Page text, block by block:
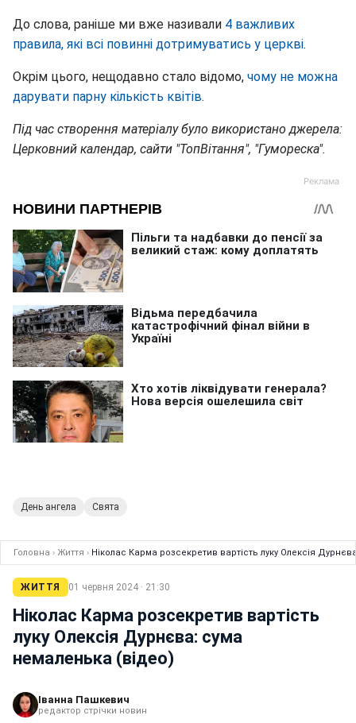
До слова, раніше ми вже називали 4 важливих
правила, які всі повинні дотримуватись у церкві.
Окрім цього, нещодавно стало відомо, чому не можна
дарувати парну кількість квітів.
Під час створення матеріалу було використано джерела:
Церковний календар, сайти "ТопВітання", "Гумореска".
День ангела Свята
Головна › Життя › Ніколас Карма розсекретив вартість луку Олексія
ЖИТТЯ 01 червня 2024 · 21:30
Ніколас Карма розсекретив вартість
луку Олексія Дурнєва: сума
немаленька (відео)
Іванна Пашкевич
редактор стрічки новин